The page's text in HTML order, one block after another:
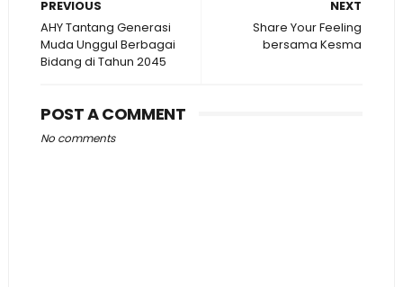
NEXT
Share Your Feeling
bersama Kesma
PREVIOUS
AHY Tantang Generasi
Muda Unggul Berbagai
Bidang di Tahun 2045
POST A COMMENT
No comments